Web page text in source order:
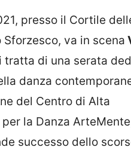
presso il Cortile
va in scena
tratta di una serata
danza
del Centro di Alta
per la Danza
successo dello